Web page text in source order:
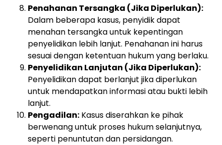
Penahanan Tersangka (Jika Diperlukan):
Dalam beberapa kasus, penyidik dapat
menahan tersangka untuk kepentingan
penyelidikan lebih lanjut. Penahanan ini harus
sesuai dengan ketentuan hukum yang berlaku.
Penyelidikan Lanjutan (Jika Diperlukan):
Penyelidikan dapat berlanjut jika diperlukan
untuk mendapatkan informasi atau bukti lebih
lanjut.
Pengadilan: Kasus diserahkan ke pihak
berwenang untuk proses hukum selanjutnya,
seperti penuntutan dan persidangan.